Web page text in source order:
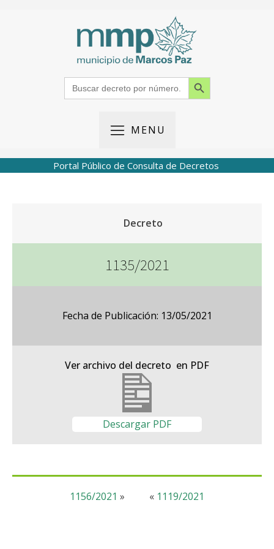
Search
for:
Search Button
MENU
Portal Público de Consulta de Decretos
Decreto
1135/2021
Fecha de Publicación: 13/05/2021
Ver archivo del decreto en PDF
Descargar PDF
« 1119/2021
1156/2021 »